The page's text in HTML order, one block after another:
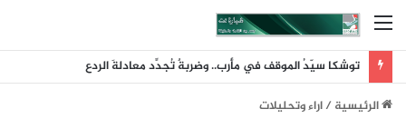
القائمة
توشكا سيّدُ الموقف في مأرب.. وضربةٌ تُجدِّد معادلةَ الردع
الرئيسية/اراء وتحليلات